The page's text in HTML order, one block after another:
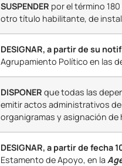
SUSPENDER por el término
otro título habilitante, de
DESIGNAR, a partir de su
Agrupamiento Político en las
DISPONER que todas las
emitir actos administrativos
organigramas y asignación
DESIGNAR, a partir de fecha
Estamento de Apoyo, en la